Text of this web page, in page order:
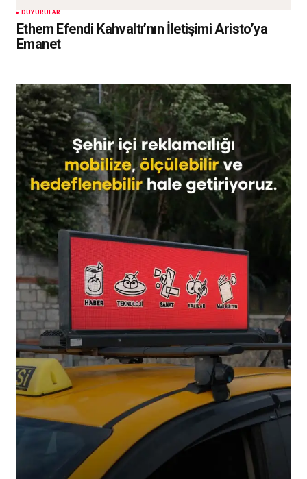
DUYURULAR
Ethem Efendi Kahvaltı’nın İletişimi Aristo’ya
Emanet